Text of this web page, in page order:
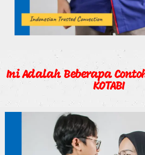
Ini Adalah Beberapa
KOTABI